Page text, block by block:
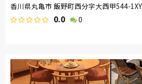
香川県丸亀市 飯野町西分字大西甲544-
0.0 0